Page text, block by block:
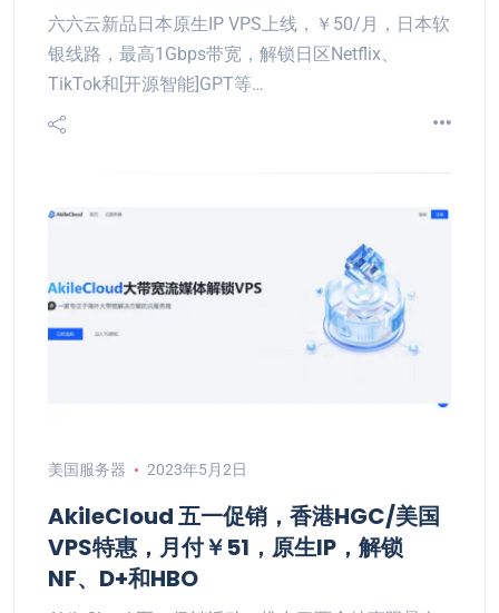
六六云新品日本原生IP VPS上线，￥50/月，日本软
银线路，最高1Gbps带宽，解锁日区Netflix、
TikTok和[开源智能]GPT等…
美国服务器 2023年5月2日
AkileCloud 五一促销，香港HGC/美国
VPS特惠，月付￥51，原生IP，解锁
NF、D+和HBO